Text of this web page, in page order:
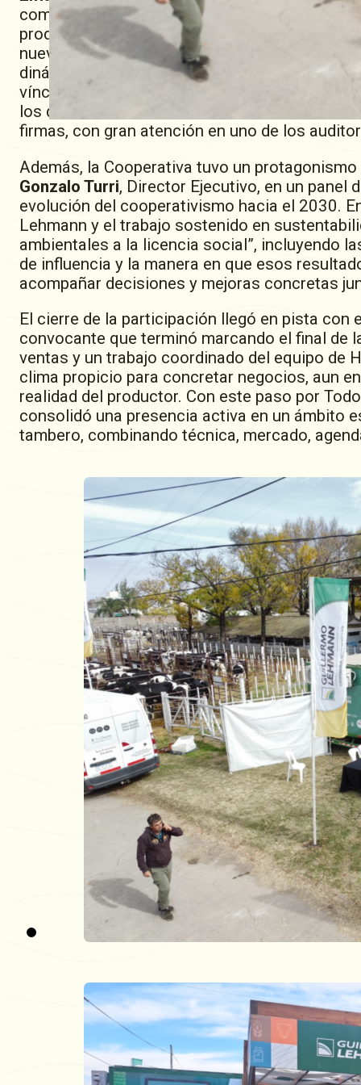
compartiendo información y sosteniendo una
productores y proveedores, tanto nacionales
nuevas modalidades de trabajo y sumar
dinámica se destacó también un encuentro
vínculo de trabajo con la Cooperativa, en una
los datos en la toma de decisiones, realizada
firmas, con gran atención en uno de los
Además, la Cooperativa tuvo un
Gonzalo Turri, Director Ejecutivo, en un panel
evolución del cooperativismo hacia el 2030.
Lehmann y el trabajo sostenido en
ambientales a la licencia social”, incluyendo
de influencia y la manera en que esos
acompañar decisiones y mejoras concretas
El cierre de la participación llegó en pista con
convocante que terminó marcando el final de
ventas y un trabajo coordinado del equipo de
clima propicio para concretar negocios, aun
realidad del productor. Con este paso por
consolidó una presencia activa en un ámbito
tambero, combinando técnica, mercado,